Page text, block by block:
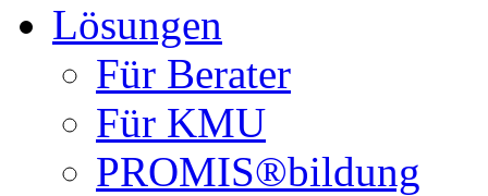
Lösungen
Für Berater
Für KMU
PROMIS®bildung